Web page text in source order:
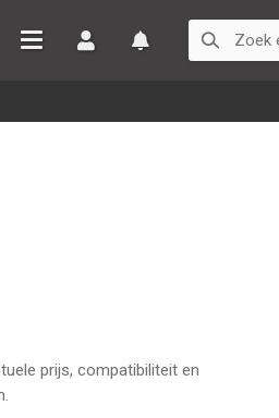
prijs, compatibiliteit en